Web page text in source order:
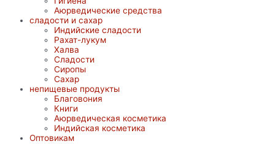
Аюрведические средства
сладости и сахар
Индийские сладости
Рахат-лукум
Халва
Сладости
Сиропы
Сахар
непищевые продукты
Благовония
Книги
Аюрведическая косметика
Индийская косметика
Оптовикам